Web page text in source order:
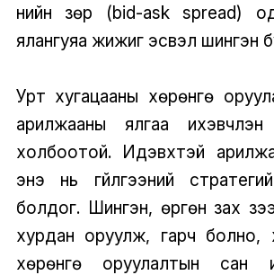
үнийн зөрүү (bid-ask spread)
ялангуяа жижиг эсвэл шингэн
Урт хугацааны хөрөнгө
арилжааны ялгаа
холбоотой. Идэвхтэй
энэ нь гүйлгээний
болдог. Шингэн, өргөн зах
хурдан оруулж, гарч болно,
хөрөнгө оруулалтын сан